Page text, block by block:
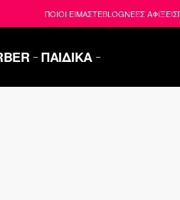
ΠΟΙΟΙ ΕΙΜΑΣΤΕBLOGΝΕΕΣ ΑΦΙΞΕΙΣ
ΠΑΙΔΙΚΑ